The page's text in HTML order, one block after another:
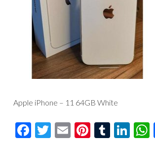
Apple iPhone – 11 64GB White
Facebook
Twitter
EmailPinterest